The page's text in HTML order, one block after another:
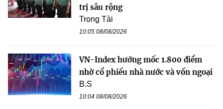
trị sâu rộng
Trọng Tài
10:05 08/08/2026
VN-Index hướng mốc 1.800 điểm
nhờ cổ phiếu nhà nước và vốn ngoại
B.S
10:04 08/08/2026